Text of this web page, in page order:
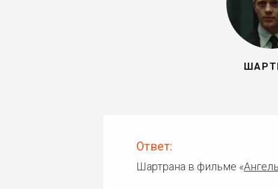
Ответ:
Шартрана в фильме «